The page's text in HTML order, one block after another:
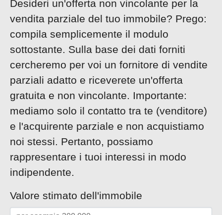
Desideri un'offerta non vincolante per la
vendita parziale del tuo immobile? Prego:
compila semplicemente il modulo
sottostante. Sulla base dei dati forniti
cercheremo per voi un fornitore di vendite
parziali adatto e riceverete un'offerta
gratuita e non vincolante. Importante:
mediamo solo il contatto tra te (venditore)
e l'acquirente parziale e non acquistiamo
noi stessi. Pertanto, possiamo
rappresentare i tuoi interessi in modo
indipendente.
Valore stimato dell'immobile